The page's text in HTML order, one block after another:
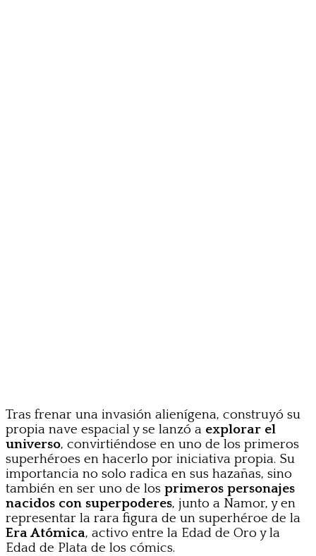
Tras frenar una invasión alienígena, construyó su
propia nave espacial y se lanzó a explorar el
universo, convirtiéndose en uno de los primeros
superhéroes en hacerlo por iniciativa propia. Su
importancia no solo radica en sus hazañas, sino
también en ser uno de los primeros personajes
nacidos con superpoderes, junto a Namor, y en
representar la rara figura de un superhéroe de la
Era Atómica, activo entre la Edad de Oro y la
Edad de Plata de los cómics.